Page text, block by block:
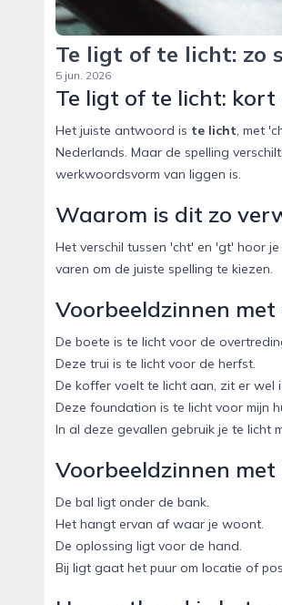
Te ligt of te licht: zo
5 jun. 2026
Te ligt of te licht:
Het juiste antwoord is te licht, met
Nederlands. Maar de spelling
werkwoordsvorm van liggen is.
Waarom is dit zo
Het verschil tussen 'cht' en 'gt' hoor
varen om de juiste spelling te kiezen.
Voorbeeldzinnen
De boete is te licht voor de
Deze trui is te licht voor de herfst.
De koffer voelt te licht aan, zit er wel
Deze foundation is te licht voor mijn
In al deze gevallen gebruik je te licht
Voorbeeldzinnen
De bal ligt onder de bank.
Het hangt ervan af waar je woont.
De oplossing ligt voor de hand.
Bij ligt gaat het puur om locatie of